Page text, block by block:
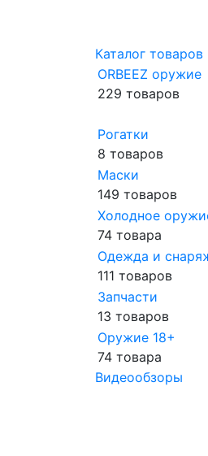
Каталог товаров
ORBEEZ оружие
229 товаров
Рогатки
8 товаров
Маски
149 товаров
Холодное
74 товара
Одежда и
111 товаров
Запчасти
13 товаров
Оружие 18+
74 товара
Видеообзоры